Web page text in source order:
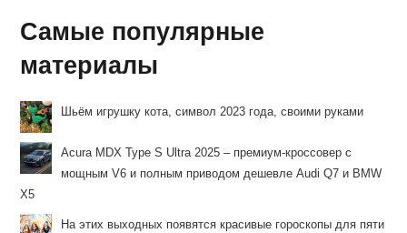
Самые популярные
материалы
Шьём игрушку кота, символ 2023 года, своими руками
Acura MDX Type S Ultra 2025 – премиум-кроссовер с
мощным V6 и полным приводом дешевле Audi Q7 и BMW
X5
На этих выходных появятся красивые гороскопы для пяти